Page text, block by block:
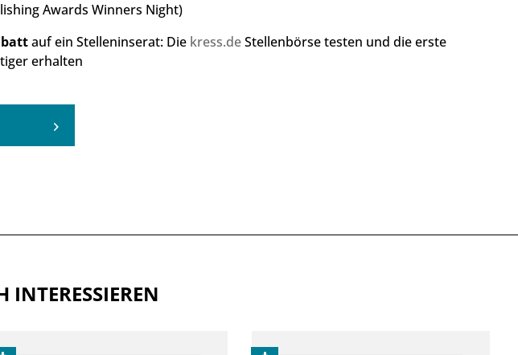
Awards Winners Night)
auf ein Stelleninserat: Die kress.deStellenbörse testen und die erste
erhalten
INTERESSIEREN